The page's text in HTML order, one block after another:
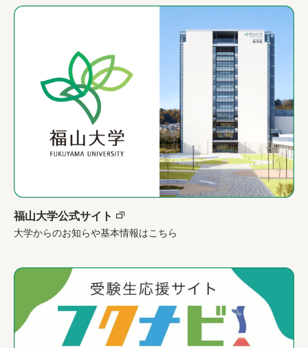
福山大学公式サイト
大学からのお知らや基本情報はこちら